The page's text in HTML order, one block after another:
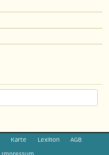
Karte Lexikon
AGB